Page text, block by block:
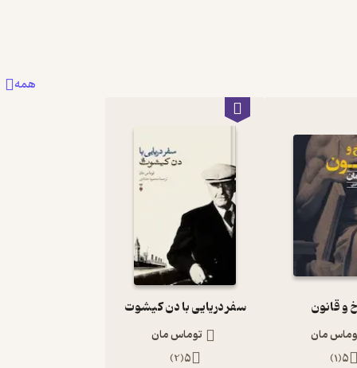
همه
و قانون
مان
5
(
1
)
سفر دریایی با دن کیشوت
توماس مان
5
(
2
)